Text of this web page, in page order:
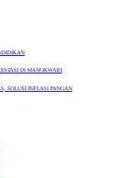
DI MANOKWARI
SOLUSI INFLASI PANGAN